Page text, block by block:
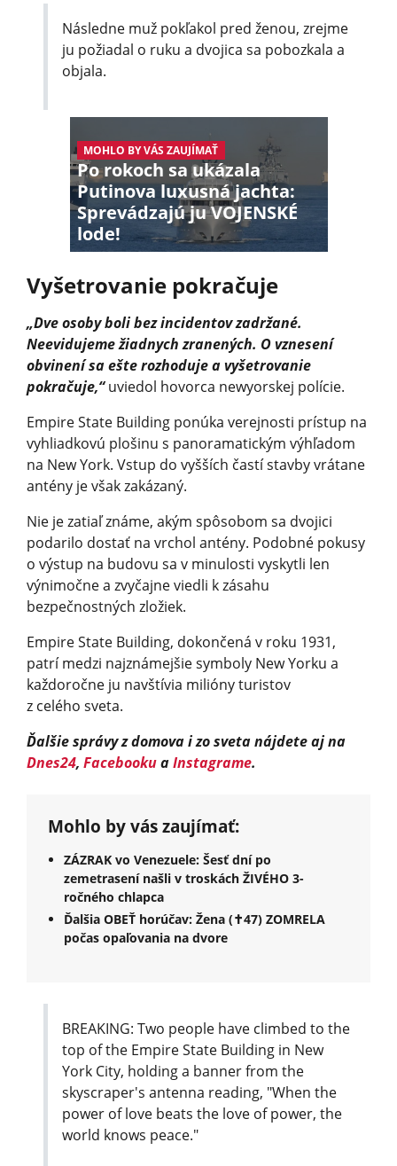
Následne muž pokľakol pred ženou, zrejme
ju požiadal o ruku a dvojica sa pobozkala a
objala.
MOHLO BY VÁS ZAUJÍMAŤ
Po rokoch sa ukázala
Putinova luxusná jachta:
Sprevádzajú ju VOJENSKÉ
lode!
Vyšetrovanie pokračuje
„Dve osoby boli bez incidentov zadržané.
Neevidujeme žiadnych zranených. O vznesení
obvinení sa ešte rozhoduje a vyšetrovanie
pokračuje,“uviedol hovorca newyorskej polície.
Empire State Building ponúka verejnosti prístup na
vyhliadkovú plošinu s panoramatickým výhľadom
na New York. Vstup do vyšších častí stavby vrátane
antény je však zakázaný.
Nie je zatiaľ známe, akým spôsobom sa dvojici
podarilo dostať na vrchol antény. Podobné pokusy
o výstup na budovu sa v minulosti vyskytli len
výnimočne a zvyčajne viedli k zásahu
bezpečnostných zložiek.
Empire State Building, dokončená v roku 1931,
patrí medzi najznámejšie symboly New Yorku a
každoročne ju navštívia milióny turistov
z celého sveta.
Ďalšie správy z domova i zo sveta nájdete aj na
Dnes24, FacebookuaInstagrame.
Mohlo by vás zaujímať:
ZÁZRAK vo Venezuele: Šesť dní po
zemetrasení našli v troskách ŽIVÉHO 3-
ročného chlapca
Ďalšia OBEŤ horúčav: Žena (✝︎47) ZOMRELA
počas opaľovania na dvore
BREAKING: Two people have climbed to the
top of the Empire State Building in New
York City, holding a banner from the
skyscraper's antenna reading, "When the
power of love beats the love of power, the
world knows peace."